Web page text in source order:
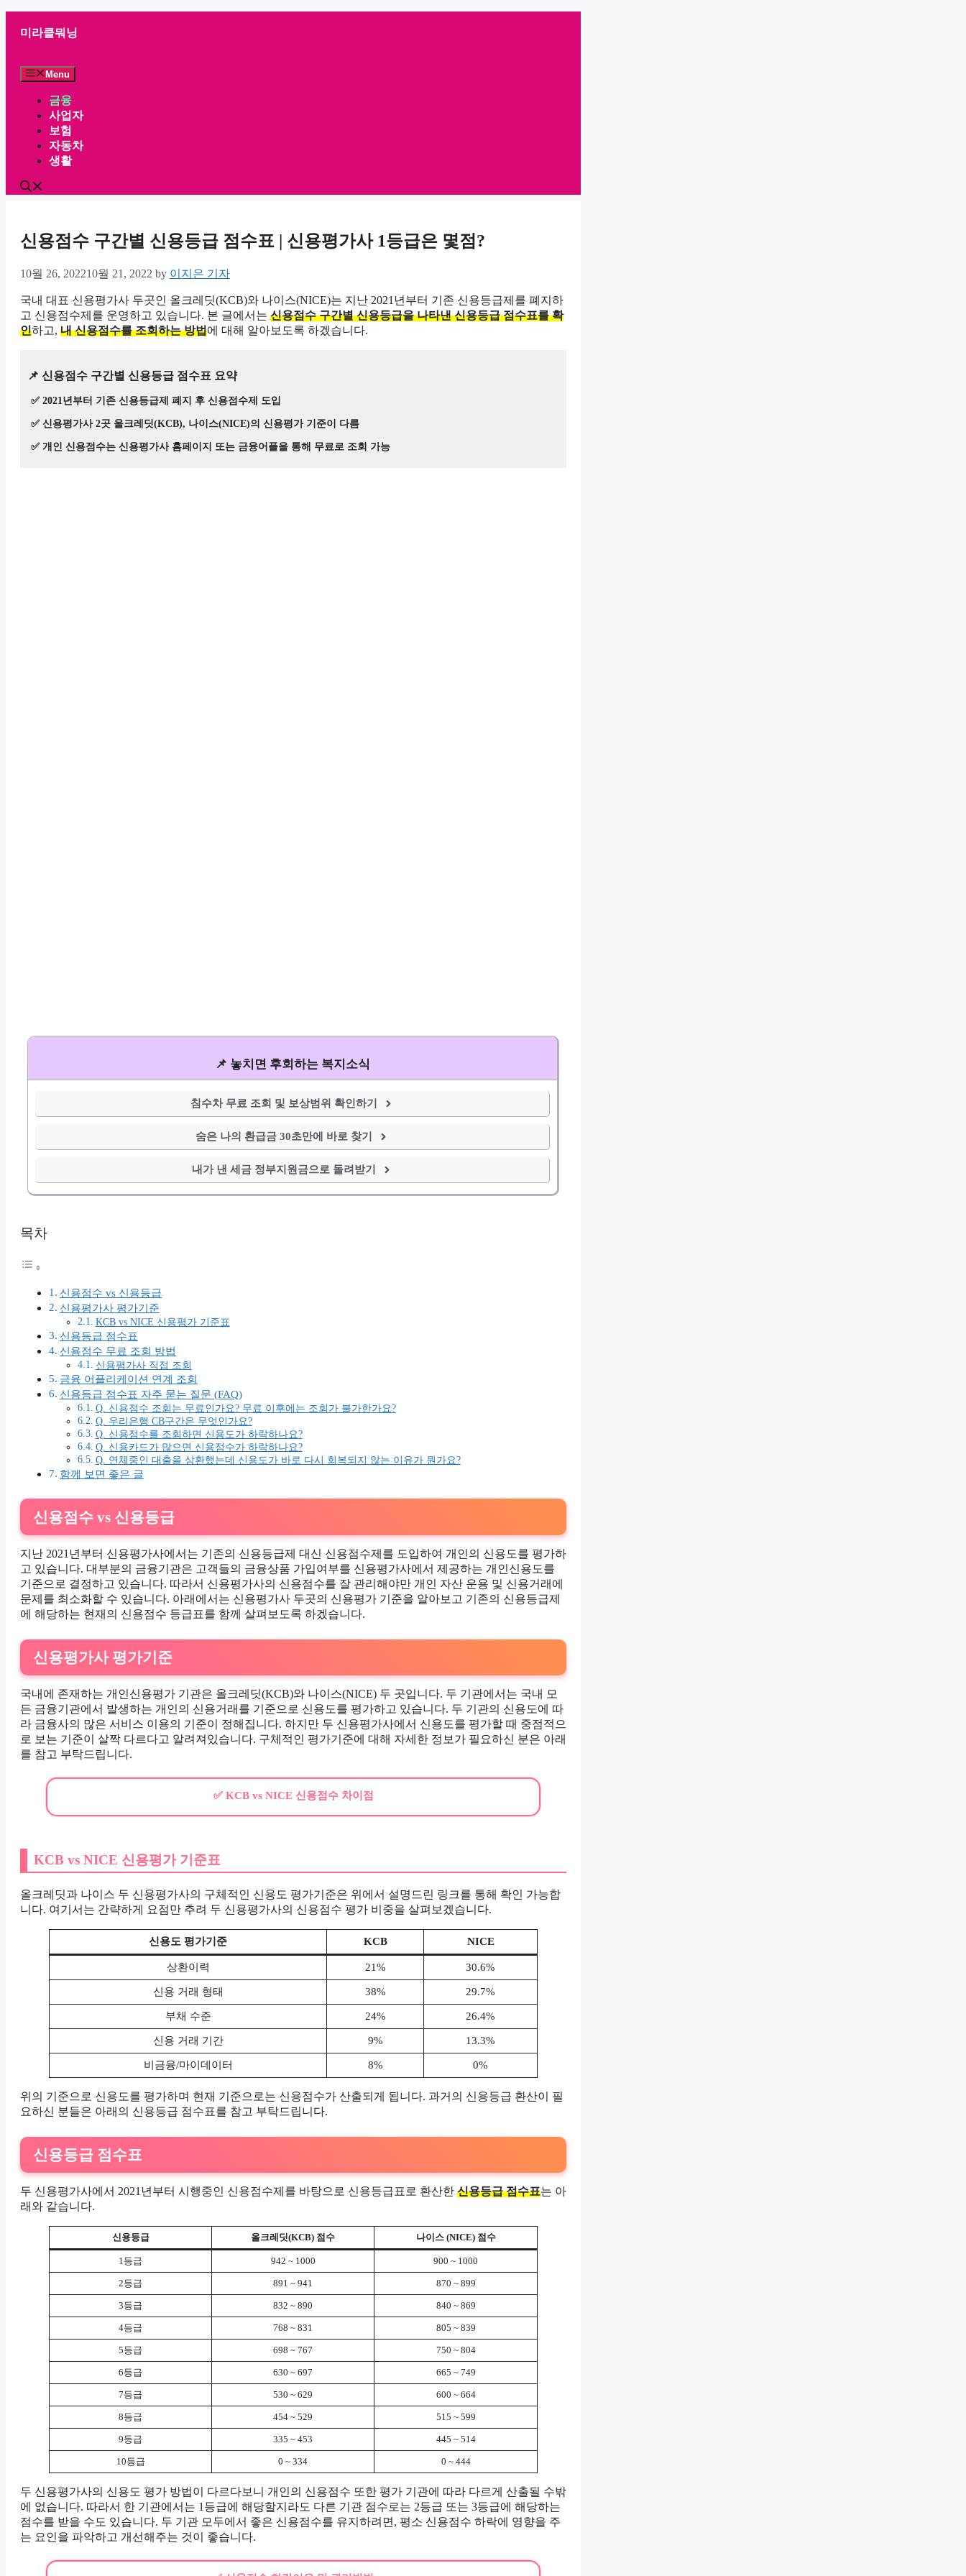
content
미라클뭐닝
Menu
금융
사업자
보험
자동차
생활
신용점수 구간별 신용등급 점수표 | 신용평가사 1등급은 몇점?
10월 26, 202210월 21, 2022 by 이지은 기자
국내 대표 신용평가사 두곳인 올크레딧(KCB)와 나이스(NICE)는 지난 2021년부터 기존 신용등급제를 폐지하
고 신용점수제를 운영하고 있습니다. 본 글에서는 신용점수 구간별 신용등급을 나타낸 신용등급 점수표를 확
인하고, 내 신용점수를 조회하는 방법에 대해 알아보도록 하겠습니다.
📌 신용점수 구간별 신용등급 점수표 요약
✅ 2021년부터 기존 신용등급제 폐지 후 신용점수제 도입
✅ 신용평가사 2곳 올크레딧(KCB), 나이스(NICE)의 신용평가 기준이 다름
✅ 개인 신용점수는 신용평가사 홈페이지 또는 금융어플을 통해 무료로 조회 가능
📌 놓치면 후회하는 복지소식
침수차 무료 조회 및 보상범위 확인하기
숨은 나의 환급금 30초만에 바로 찾기
내가 낸 세금 정부지원금으로 돌려받기
목차
신용점수 vs 신용등급
신용평가사 평가기준
KCB vs NICE 신용평가 기준표
신용등급 점수표
신용점수 무료 조회 방법
신용평가사 직접 조회
금융 어플리케이션 연계 조회
신용등급 점수표 자주 묻는 질문 (FAQ)
Q. 신용점수 조회는 무료인가요? 무료 이후에는 조회가 불가한가요?
Q. 우리은행 CB구간은 무엇인가요?
Q. 신용점수를 조회하면 신용도가 하락하나요?
Q. 신용카드가 많으면 신용점수가 하락하나요?
Q. 연체중인 대출을 상환했는데 신용도가 바로 다시 회복되지 않는 이유가 뭔가요?
함께 보면 좋은 글
신용점수 vs 신용등급
지난 2021년부터 신용평가사에서는 기존의 신용등급제 대신 신용점수제를 도입하여 개인의 신용도를 평가하
고 있습니다. 대부분의 금융기관은 고객들의 금융상품 가입여부를 신용평가사에서 제공하는 개인신용도를
기준으로 결정하고 있습니다. 따라서 신용평가사의 신용점수를 잘 관리해야만 개인 자산 운용 및 신용거래에
문제를 최소화할 수 있습니다. 아래에서는 신용평가사 두곳의 신용평가 기준을 알아보고 기존의 신용등급제
에 해당하는 현재의 신용점수 등급표를 함께 살펴보도록 하겠습니다.
신용평가사 평가기준
국내에 존재하는 개인신용평가 기관은 올크레딧(KCB)와 나이스(NICE) 두 곳입니다. 두 기관에서는 국내 모
든 금융기관에서 발생하는 개인의 신용거래를 기준으로 신용도를 평가하고 있습니다. 두 기관의 신용도에 따
라 금융사의 많은 서비스 이용의 기준이 정해집니다. 하지만 두 신용평가사에서 신용도를 평가할 때 중점적으
로 보는 기준이 살짝 다르다고 알려져있습니다. 구체적인 평가기준에 대해 자세한 정보가 필요하신 분은 아래
를 참고 부탁드립니다.
✅ KCB vs NICE 신용점수 차이점
KCB vs NICE 신용평가 기준표
올크레딧과 나이스 두 신용평가사의 구체적인 신용도 평가기준은 위에서 설명드린 링크를 통해 확인 가능합
니다. 여기서는 간략하게 요점만 추려 두 신용평가사의 신용점수 평가 비중을 살펴보겠습니다.
신용도 평가기준 KCB NICE
상환이력 21% 30.6%
신용 거래 형태 38% 29.7%
부채 수준 24% 26.4%
신용 거래 기간 9% 13.3%
비금융/마이데이터 8% 0%
위의 기준으로 신용도를 평가하며 현재 기준으로는 신용점수가 산출되게 됩니다. 과거의 신용등급 환산이 필
요하신 분들은 아래의 신용등급 점수표를 참고 부탁드립니다.
신용등급 점수표
두 신용평가사에서 2021년부터 시행중인 신용점수제를 바탕으로 신용등급표로 환산한 신용등급 점수표는 아
래와 같습니다.
신용등급 올크레딧(KCB) 점수 나이스 (NICE) 점수
1등급 942 ~ 1000 900 ~ 1000
2등급 891 ~ 941 870 ~ 899
3등급 832 ~ 890 840 ~ 869
4등급 768 ~ 831 805 ~ 839
5등급 698 ~ 767 750 ~ 804
6등급 630 ~ 697 665 ~ 749
7등급 530 ~ 629 600 ~ 664
8등급 454 ~ 529 515 ~ 599
9등급 335 ~ 453 445 ~ 514
10등급 0 ~ 334 0 ~ 444
두 신용평가사의 신용도 평가 방법이 다르다보니 개인의 신용점수 또한 평가 기관에 따라 다르게 산출될 수밖
에 없습니다. 따라서 한 기관에서는 1등급에 해당할지라도 다른 기관 점수로는 2등급 또는 3등급에 해당하는
점수를 받을 수도 있습니다. 두 기관 모두에서 좋은 신용점수를 유지하려면, 평소 신용점수 하락에 영향을 주
는 요인을 파악하고 개선해주는 것이 좋습니다.